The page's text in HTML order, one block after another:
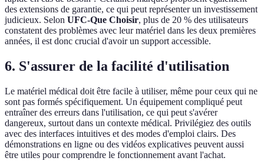
des extensions de garantie, ce qui peut représenter un investissement
judicieux. Selon UFC-Que Choisir, plus de 20 % des utilisateurs
constatent des problèmes avec leur matériel dans les deux premières
années, il est donc crucial d'avoir un support accessible.
6. S'assurer de la facilité d'utilisation
Le matériel médical doit être facile à utiliser, même pour ceux qui ne
sont pas formés spécifiquement. Un équipement compliqué peut
entraîner des erreurs dans l'utilisation, ce qui peut s'avérer
dangereux, surtout dans un contexte médical. Privilégiez des outils
avec des interfaces intuitives et des modes d'emploi clairs. Des
démonstrations en ligne ou des vidéos explicatives peuvent aussi
être utiles pour comprendre le fonctionnement avant l'achat.